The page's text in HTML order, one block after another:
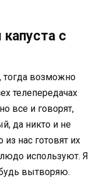
с
тогда возможно
телепередачах
все и говорят,
да никто и не
нас готовят их
используют. Я
вытворяю.